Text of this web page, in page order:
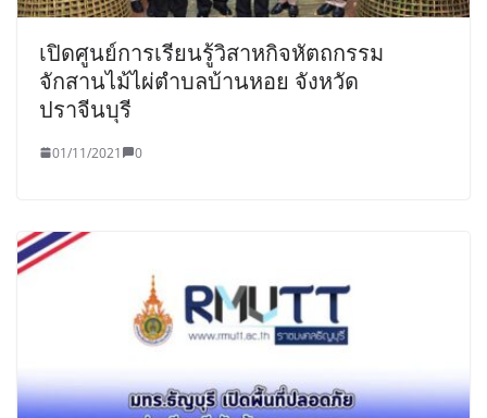
เปิดศูนย์การเรียนรู้วิสาหกิจหัตถกรรม
จักสานไม้ไผ่ตำบลบ้านหอย จังหวัด
ปราจีนบุรี
01/11/2021 0